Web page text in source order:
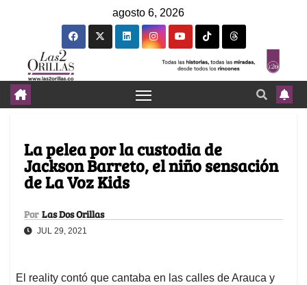
agosto 6, 2026
La pelea por la custodia de
Jackson Barreto, el niño sensación
de La Voz Kids
Por Las Dos Orillas
JUL 29, 2021
El reality contó que cantaba en las calles de Arauca y